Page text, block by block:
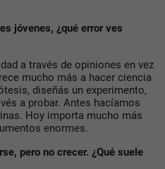
jóvenes, ¿qué error ves
a través de opiniones en vez
mucho más a hacer ciencia
diseñás un experimento,
a probar. Antes hacíamos
Hoy importa mucho más
enormes.
pero no crecer. ¿Qué suele